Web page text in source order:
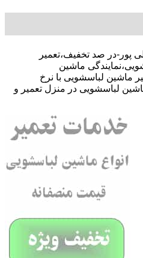
وحید قلی پور-در صد تخفیف،تعمیر
ماشین
ماشین لباسشویی با نرخ
لباسشویی در منزل تعمیر و